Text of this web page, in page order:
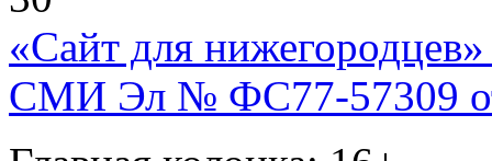
«Сайт для нижегородцев»
СМИ Эл № ФС77-57309